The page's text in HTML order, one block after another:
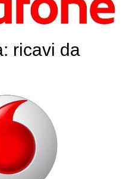
ricavi da